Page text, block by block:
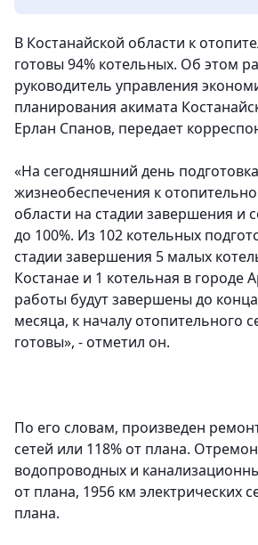
В Костанайской области к
готовы 94% котельных. Об этом
руководитель управления
планирования акимата
Ерлан Спанов, передает
«На сегодняшний день
жизнеобеспечения к
области на стадии завершения и
до 100%. Из 102 котельных
стадии завершения 5 малых
Костанае и 1 котельная в городе
работы будут завершены до
месяца, к началу отопительного
готовы», - отметил он.
По его словам, произведен
сетей или 118% от плана.
водопроводных и
от плана, 1956 км электрических
плана.